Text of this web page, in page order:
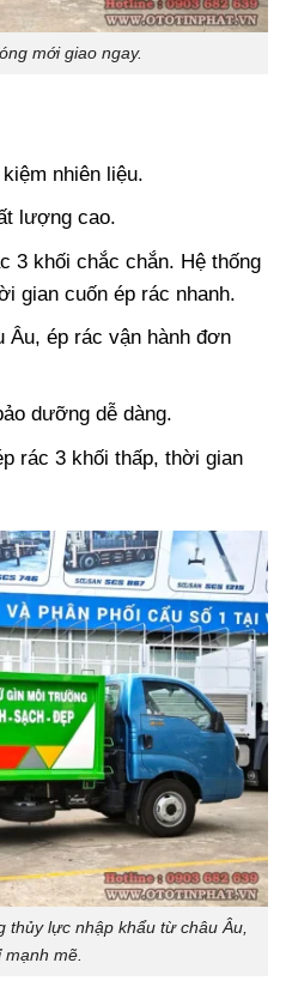
mới giao ngay.
nhiên liệu.
lượng cao.
3 khối chắc chắn. Hệ thống
gian cuốn ép rác nhanh.
Âu, ép rác vận hành đơn
dưỡng dễ dàng.
rác 3 khối thấp, thời gian
thủy lực nhập khẩu từ châu Âu,
mạnh mẽ.